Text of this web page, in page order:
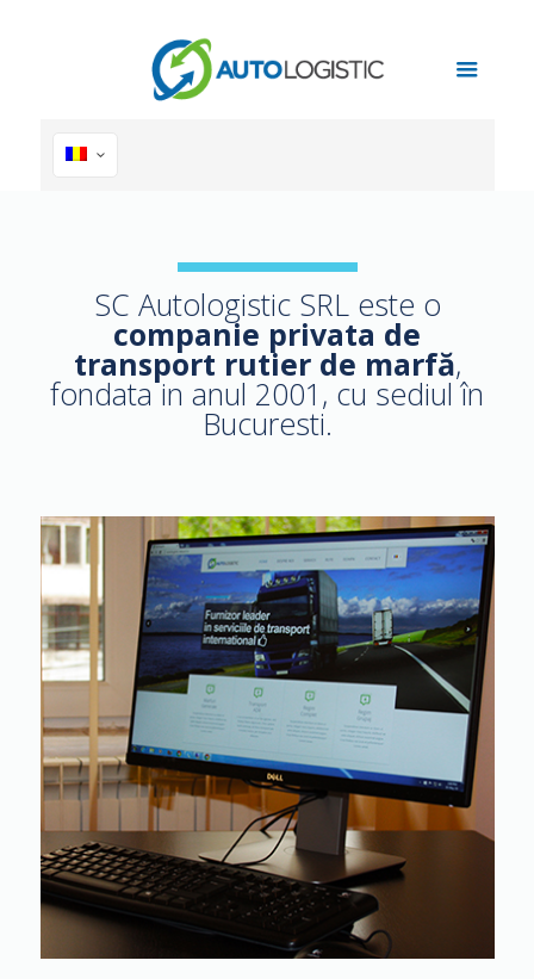
SC Autologistic SRL este o
companie privata de
transport rutier de marfă,
fondata in anul 2001, cu sediul în
Bucuresti.